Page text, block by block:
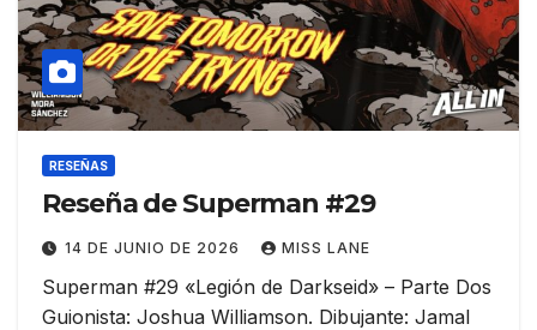
RESEÑAS
Reseña de Superman #29
14 DE JUNIO DE 2026 MISS LANE
Superman #29 «Legión de Darkseid» – Parte Dos
Guionista: Joshua Williamson. Dibujante: Jamal